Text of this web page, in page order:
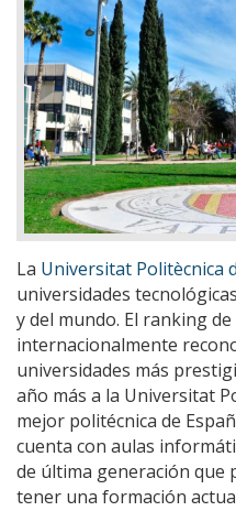
La Universitat Politècnica
universidades
y del mundo. El ranking de
internacionalmente
universidades más
año más a la Universitat
mejor politécnica de
cuenta con aulas
de última generación que
tener una formación